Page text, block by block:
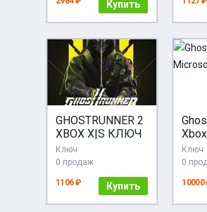
Купить
GHOSTRUNNER 2
XBOX X|S КЛЮЧ
Ключ
0 продаж
1106 ₽ Купить
Store
Ключ
0
10000